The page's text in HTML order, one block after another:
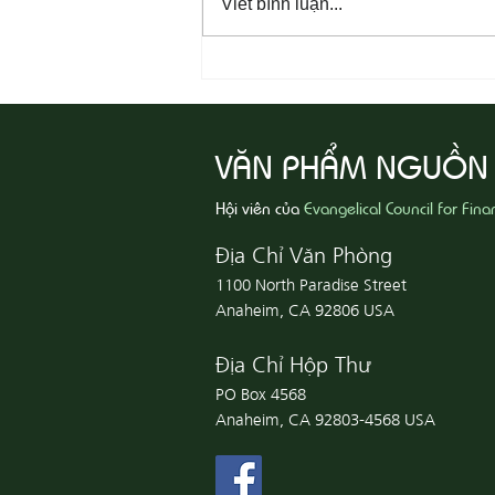
08-07 Nhân Từ Và Chân Thật
Viết bình luận...
VĂN PHẨM
Hội viên củaEvangelical Council for
Địa Chỉ Văn Phòng
1100 North Paradise Street
Anaheim, CA 92806 USA
Địa Chỉ Hộp Thư
PO Box 4568
Anaheim, CA 92803-4568 USA